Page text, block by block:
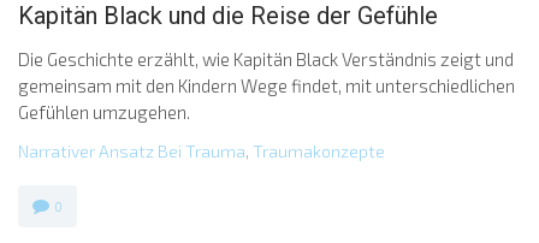
Kapitän Black und die Reise der Gefühle
Die Geschichte erzählt, wie Kapitän Black Verständnis zeigt und
gemeinsam mit den Kindern Wege findet, mit unterschiedlichen
Gefühlen umzugehen.
Narrativer Ansatz Bei Trauma, Traumakonzepte
0